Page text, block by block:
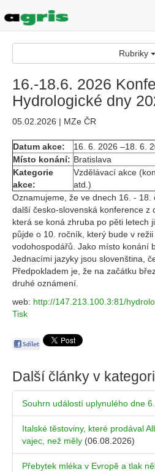
Rubriky
16.-18.6. 2026
Hydrologické dny
05.02.2026 | MZe ČR
Datum akce:
16. 6. 2026 –18. 6.
Místo konání: Bratislava
Kategorie
akce:
Vzdělávací akce
atd.)
Oznamujeme, že ve dnech 16. -
další česko-slovenská konference z
která se koná zhruba po pěti letech
půjde o 10. ročník, který bude v
vodohospodářů. Jako místo konání
Jednacími jazyky jsou slovenština,
Předpokladem je, že na začátku
druhé oznámení.
web: http://147.213.100.3:81/
Tisk
Další články v
Souhrn událostí uplynulého dne
Italské těstoviny, které prodával
vajec, než měly (06.08.2026)
Přebytek mléka v Evropě a tlak